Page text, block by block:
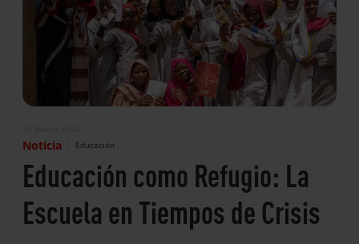
Noticia Educación
Educación como Refugio: La
Escuela en Tiempos de Crisis